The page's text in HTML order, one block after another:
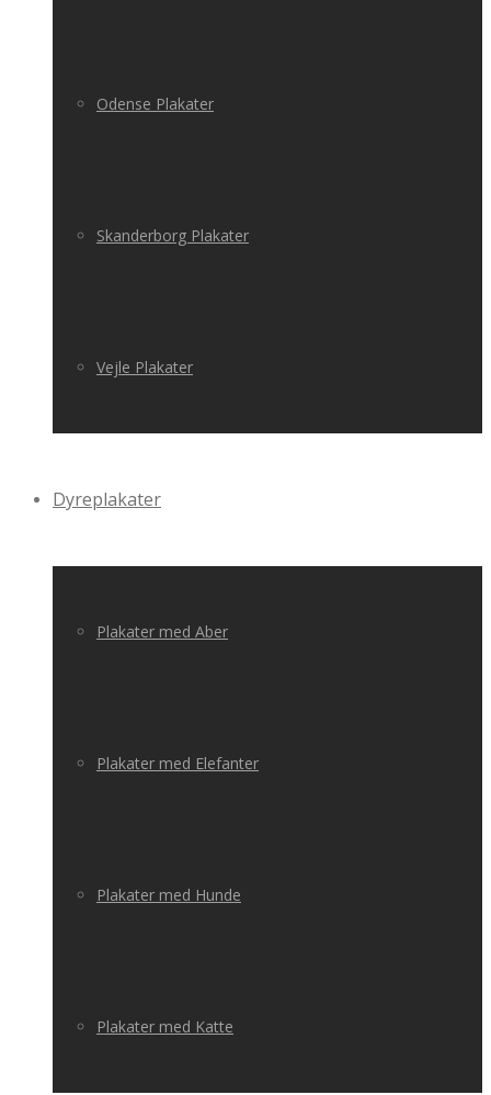
Odense Plakater
Skanderborg Plakater
Vejle Plakater
Dyreplakater
Plakater med Aber
Plakater med Elefanter
Plakater med Hunde
Plakater med Katte